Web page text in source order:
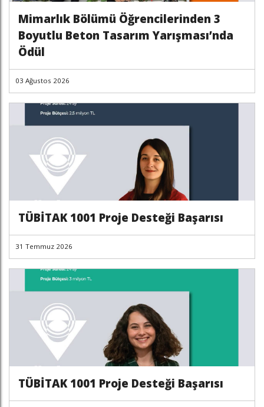
Mimarlık Bölümü Öğrencilerinden 3
Boyutlu Beton Tasarım Yarışması’nda
Ödül
03 Ağustos 2026
TÜBİTAK 1001 Proje Desteği Başarısı
31 Temmuz 2026
TÜBİTAK 1001 Proje Desteği Başarısı